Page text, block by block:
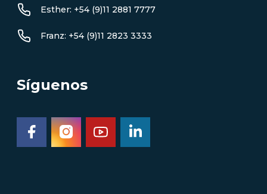
Esther: +54 (9)11 2881 7777
Franz: +54 (9)11 2823 3333
Síguenos